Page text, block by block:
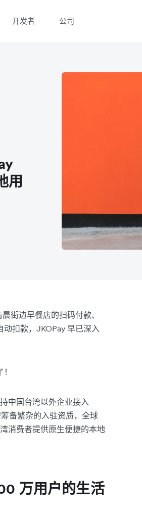
开发者 公司
用
街边早餐店的扫码付款、
扣款，JKOPay 早已深入
中国台湾以外企业接入
备繁杂的入驻资质，全球
消费者提供原生便捷的本地
万用户的生活
，点击手机右上角分享
，点击手机右上角分享